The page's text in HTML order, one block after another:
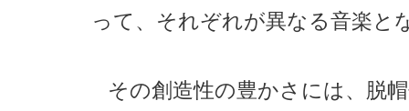
って、それぞれが異なる音楽と
その創造性の豊かさには、脱